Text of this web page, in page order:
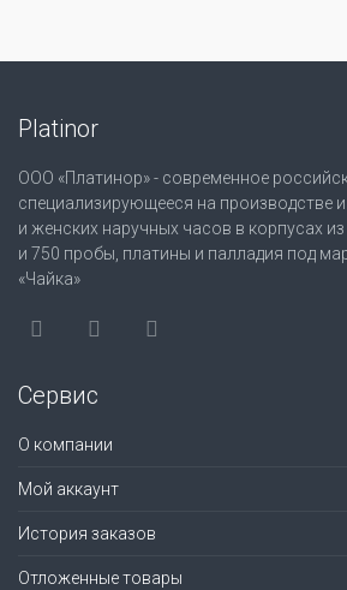
Platinor
ООО «Платинор» - современное
специализирующееся на производстве
и женских наручных часов в корпусах
и 750 пробы, платины и палладия под
«Чайка»
Сервис
О компании
Мой аккаунт
История заказов
Отложенные товары